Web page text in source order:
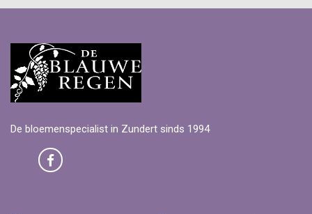
De bloemenspecialist in Zundert sinds 1994